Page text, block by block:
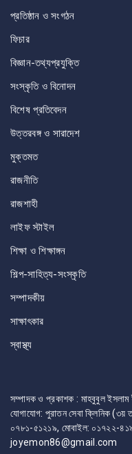
প্রতিষ্ঠান ও সংগঠন
ফিচার
বিজ্ঞান-তথ্যপ্রযুক্তি
সংস্কৃতি ও বিনোদন
বিশেষ প্রতিবেদন
উত্তরবঙ্গ ও সারাদেশ
মুক্তমত
রাজনীতি
রাজশাহী
লাইফ স্টাইল
শিক্ষা ও শিক্ষাঙ্গন
শিল্প-সাহিত্য-সংস্কৃতি
সম্পাদকীয়
সাক্ষাৎকার
স্বাস্থ্য
সম্পাদক ও প্রকাশক : মাহবুবুল ইসলাম
যোগাযোগ: পুরাতন সেবা ক্লিনিক (৩য়
০৭৮১-৫১২১৯, মোবাইল: ০১৭২২-
joyemon86@gmail.com